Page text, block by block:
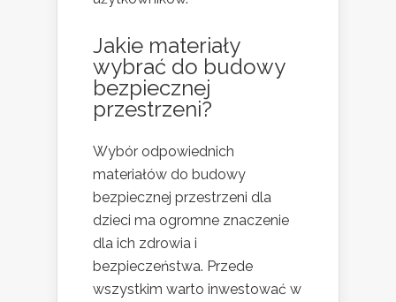
Jakie materiały
wybrać do budowy
bezpiecznej
przestrzeni?
Wybór odpowiednich
materiałów do budowy
bezpiecznej przestrzeni dla
dzieci ma ogromne znaczenie
dla ich zdrowia i
bezpieczeństwa. Przede
wszystkim warto inwestować w